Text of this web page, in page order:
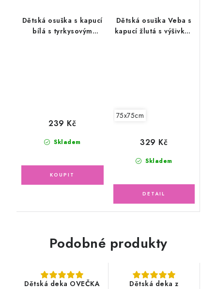
Dětská osuška s kapucí
bílá s tyrkysovým
Skladem
239 Kč
Dětská osuška Veba s
kapucí žlutá s výšivkou
75x75cm
Skladem
329 Kč
Podobné produkty
Dětská deka OVEČKA
Dětská deka z